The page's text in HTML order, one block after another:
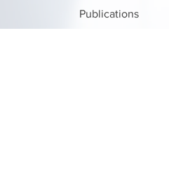
Publications